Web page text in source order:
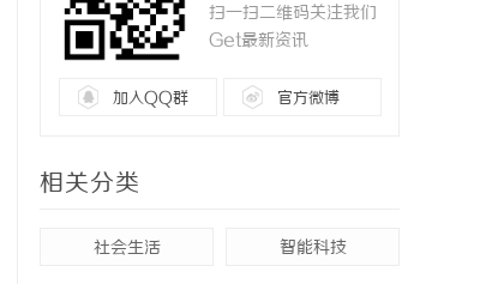
扫一扫二维码关注我们
Get最新资讯
加入QQ群 官方微博
相关分类
社会生活 智能科技